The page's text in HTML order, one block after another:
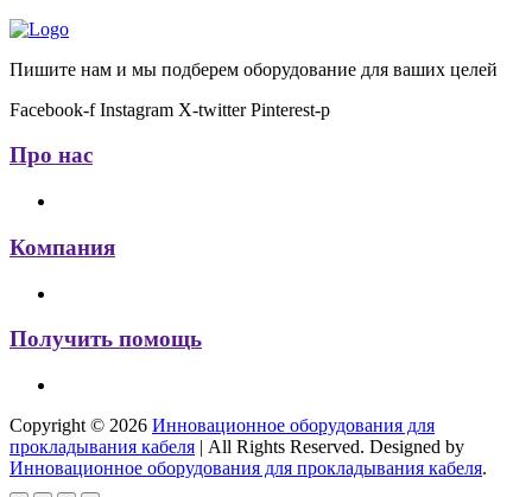
Пишите нам и мы подберем оборудование для ваших целей
Facebook-f Instagram X-twitter Pinterest-p
Про нас
Компания
Получить помощь
Copyright © 2026 Инновационное оборудования для
прокладывания кабеля | All Rights Reserved. Designed by
Инновационное оборудования для прокладывания кабеля.